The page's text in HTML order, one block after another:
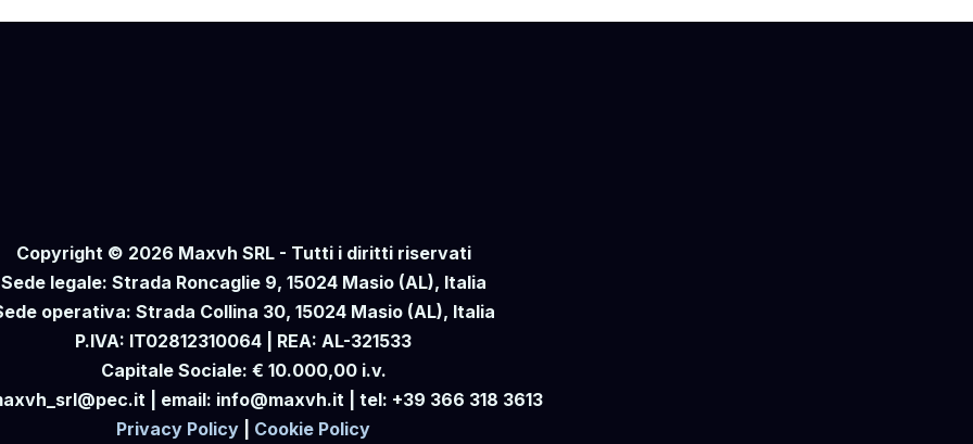
Copyright © 2026 Maxvh SRL - Tutti i diritti riservati
Sede legale: Strada Roncaglie 9, 15024 Masio (AL), Italia
operativa: Strada Collina 30, 15024 Masio (AL), Italia
P.IVA: IT02812310064 | REA: AL-321533
Capitale Sociale: € 10.000,00 i.v.
| email: info@maxvh.it | tel: +39 366 318 3613
Privacy Policy
Cookie Policy